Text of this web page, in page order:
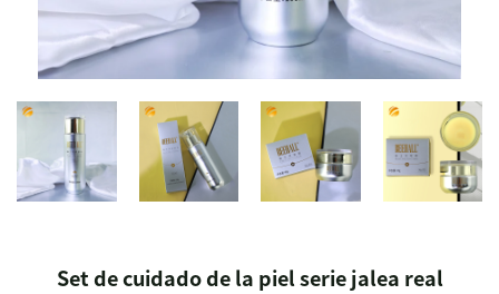
Set de cuidado de la piel serie jalea real